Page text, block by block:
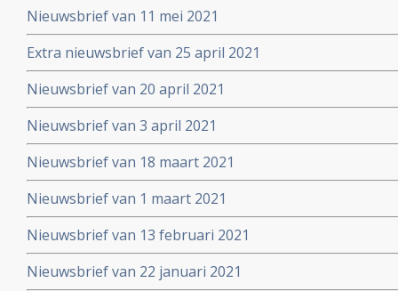
Nieuwsbrief van 11 mei 2021
Extra nieuwsbrief van 25 april 2021
Nieuwsbrief van 20 april 2021
Nieuwsbrief van 3 april 2021
Nieuwsbrief van 18 maart 2021
Nieuwsbrief van 1 maart 2021
Nieuwsbrief van 13 februari 2021
Nieuwsbrief van 22 januari 2021